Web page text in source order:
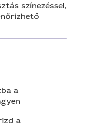
színezéssel,
a
a